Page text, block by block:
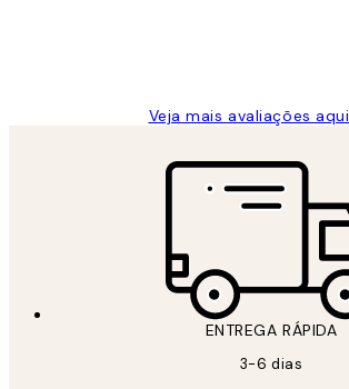
Veja mais avaliações aqui
ENTREGA RÁPIDA
3-6 dias